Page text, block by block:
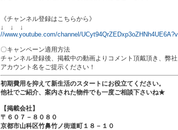
《チャンネル登録はこちらから》
↓ ↓ ↓
//www.youtube.com/channel/
〇キャンペーン適用方法
チャンネル登録後、掲載中の動画よりコメント頂戴頂き、弊
アカウント名をご提示ください！
初期費用を抑えて新生活のスタートにお役立てください。
他社でご紹介、案内された物件でも一度ご相談下さいね★
【掲載会社】
〒６０７－８０８０
京都市山科区竹鼻竹ノ街道町１８－１０